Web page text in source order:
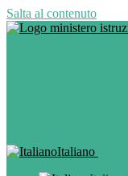
Salta al contenuto
Italiano